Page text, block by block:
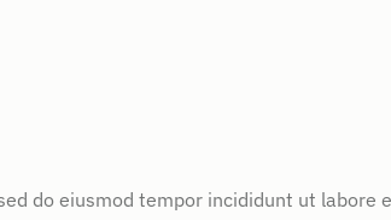
do eiusmod tempor incididunt ut labore